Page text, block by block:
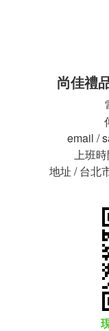
尚佳禮
email /
上班
地址 / 台北